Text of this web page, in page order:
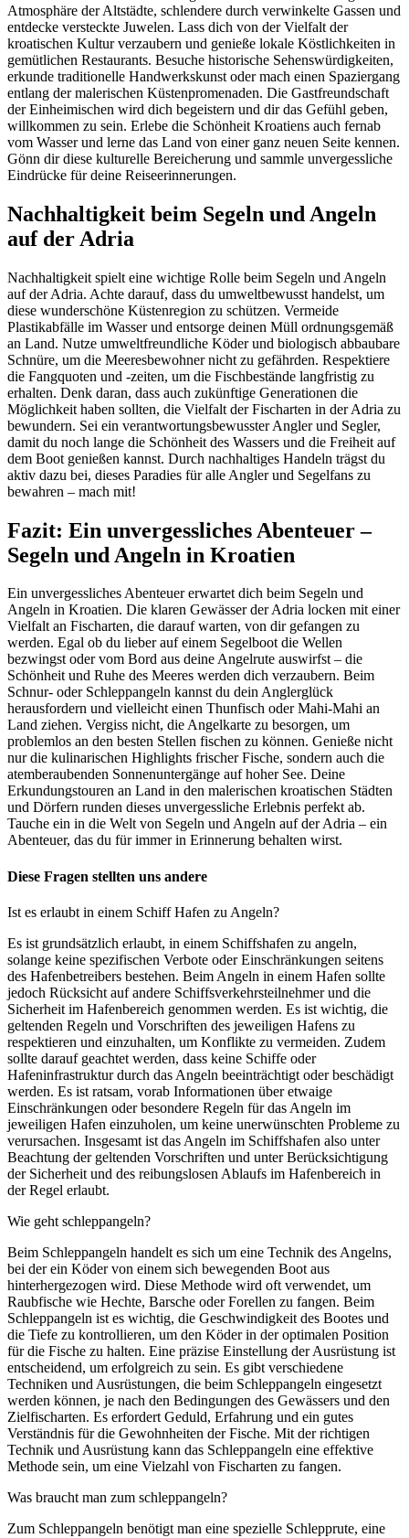
Atmosphäre der Altstädte, schlendere durch verwinkelte Gassen und
entdecke versteckte Juwelen. Lass dich von der Vielfalt der
kroatischen Kultur verzaubern und genieße lokale Köstlichkeiten in
gemütlichen Restaurants. Besuche historische Sehenswürdigkeiten,
erkunde traditionelle Handwerkskunst oder mach einen Spaziergang
entlang der malerischen Küstenpromenaden. Die Gastfreundschaft
der Einheimischen wird dich begeistern und dir das Gefühl geben,
willkommen zu sein. Erlebe die Schönheit Kroatiens auch fernab
vom Wasser und lerne das Land von einer ganz neuen Seite kennen.
Gönn dir diese kulturelle Bereicherung und sammle unvergessliche
Eindrücke für deine Reiseerinnerungen.
Nachhaltigkeit beim Segeln und Angeln
auf der Adria
Nachhaltigkeit spielt eine wichtige Rolle beim Segeln und Angeln
auf der Adria. Achte darauf, dass du umweltbewusst handelst, um
diese wunderschöne Küstenregion zu schützen. Vermeide
Plastikabfälle im Wasser und entsorge deinen Müll ordnungsgemäß
an Land. Nutze umweltfreundliche Köder und biologisch abbaubare
Schnüre, um die Meeresbewohner nicht zu gefährden. Respektiere
die Fangquoten und -zeiten, um die Fischbestände langfristig zu
erhalten. Denk daran, dass auch zukünftige Generationen die
Möglichkeit haben sollten, die Vielfalt der Fischarten in der Adria zu
bewundern. Sei ein verantwortungsbewusster Angler und Segler,
damit du noch lange die Schönheit des Wassers und die Freiheit auf
dem Boot genießen kannst. Durch nachhaltiges Handeln trägst du
aktiv dazu bei, dieses Paradies für alle Angler und Segelfans zu
bewahren – mach mit!
Fazit: Ein unvergessliches Abenteuer –
Segeln und Angeln in Kroatien
Ein unvergessliches Abenteuer erwartet dich beim Segeln und
Angeln in Kroatien. Die klaren Gewässer der Adria locken mit einer
Vielfalt an Fischarten, die darauf warten, von dir gefangen zu
werden. Egal ob du lieber auf einem Segelboot die Wellen
bezwingst oder vom Bord aus deine Angelrute auswirfst – die
Schönheit und Ruhe des Meeres werden dich verzaubern. Beim
Schnur- oder Schleppangeln kannst du dein Anglerglück
herausfordern und vielleicht einen Thunfisch oder Mahi-Mahi an
Land ziehen. Vergiss nicht, die Angelkarte zu besorgen, um
problemlos an den besten Stellen fischen zu können. Genieße nicht
nur die kulinarischen Highlights frischer Fische, sondern auch die
atemberaubenden Sonnenuntergänge auf hoher See. Deine
Erkundungstouren an Land in den malerischen kroatischen Städten
und Dörfern runden dieses unvergessliche Erlebnis perfekt ab.
Tauche ein in die Welt von Segeln und Angeln auf der Adria – ein
Abenteuer, das du für immer in Erinnerung behalten wirst.
Diese Fragen stellten uns andere
Ist es erlaubt in einem Schiff Hafen zu Angeln?
Es ist grundsätzlich erlaubt, in einem Schiffshafen zu angeln,
solange keine spezifischen Verbote oder Einschränkungen seitens
des Hafenbetreibers bestehen. Beim Angeln in einem Hafen sollte
jedoch Rücksicht auf andere Schiffsverkehrsteilnehmer und die
Sicherheit im Hafenbereich genommen werden. Es ist wichtig, die
geltenden Regeln und Vorschriften des jeweiligen Hafens zu
respektieren und einzuhalten, um Konflikte zu vermeiden. Zudem
sollte darauf geachtet werden, dass keine Schiffe oder
Hafeninfrastruktur durch das Angeln beeinträchtigt oder beschädigt
werden. Es ist ratsam, vorab Informationen über etwaige
Einschränkungen oder besondere Regeln für das Angeln im
jeweiligen Hafen einzuholen, um keine unerwünschten Probleme zu
verursachen. Insgesamt ist das Angeln im Schiffshafen also unter
Beachtung der geltenden Vorschriften und unter Berücksichtigung
der Sicherheit und des reibungslosen Ablaufs im Hafenbereich in
der Regel erlaubt.
Wie geht schleppangeln?
Beim Schleppangeln handelt es sich um eine Technik des Angelns,
bei der ein Köder von einem sich bewegenden Boot aus
hinterhergezogen wird. Diese Methode wird oft verwendet, um
Raubfische wie Hechte, Barsche oder Forellen zu fangen. Beim
Schleppangeln ist es wichtig, die Geschwindigkeit des Bootes und
die Tiefe zu kontrollieren, um den Köder in der optimalen Position
für die Fische zu halten. Eine präzise Einstellung der Ausrüstung ist
entscheidend, um erfolgreich zu sein. Es gibt verschiedene
Techniken und Ausrüstungen, die beim Schleppangeln eingesetzt
werden können, je nach den Bedingungen des Gewässers und den
Zielfischarten. Es erfordert Geduld, Erfahrung und ein gutes
Verständnis für die Gewohnheiten der Fische. Mit der richtigen
Technik und Ausrüstung kann das Schleppangeln eine effektive
Methode sein, um eine Vielzahl von Fischarten zu fangen.
Was braucht man zum schleppangeln?
Zum Schleppangeln benötigt man eine spezielle Schlepprute, eine